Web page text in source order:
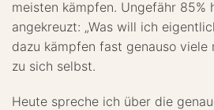
meisten kämpfen. Ungefähr 85%
angekreuzt: „Was will ich
dazu kämpfen fast genauso viele
zu sich selbst.
Heute spreche ich über die